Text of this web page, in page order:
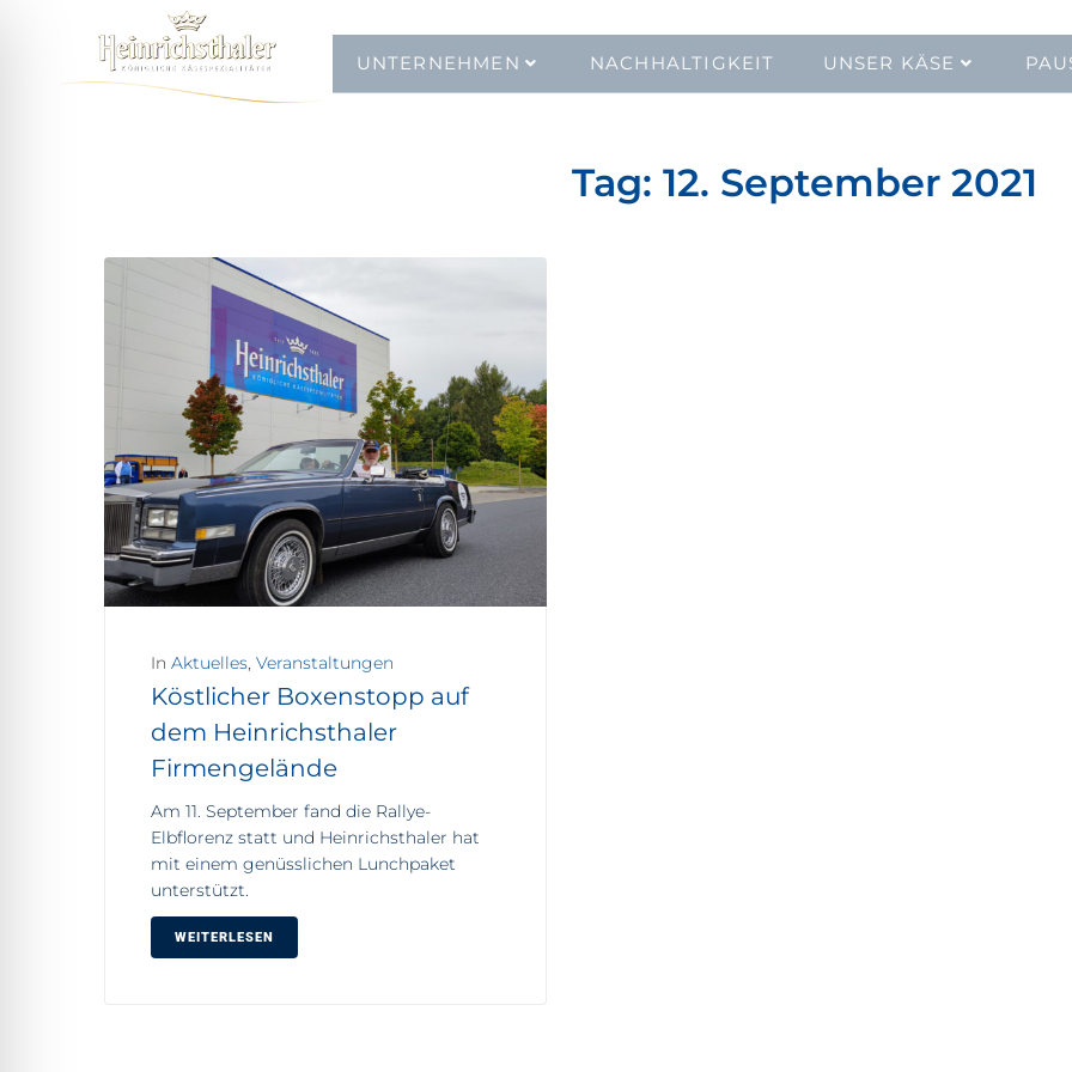
UNTERNEHMEN
NACHHALTIGKEIT UNSER KÄSE
Tag: 12. September 2021
In Aktuelles, Veranstaltungen
Köstlicher Boxenstopp auf
dem Heinrichsthaler
Firmengelände
Am 11. September fand die Rallye-
Elbflorenz statt und Heinrichsthaler hat
mit einem genüsslichen Lunchpaket
unterstützt.
WEITERLESEN